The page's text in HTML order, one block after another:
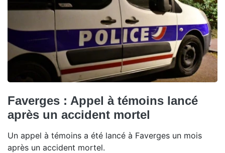
Faverges : Appel à témoins lancé
après un accident mortel
Un appel à témoins a été lancé à Faverges un mois
après un accident mortel.